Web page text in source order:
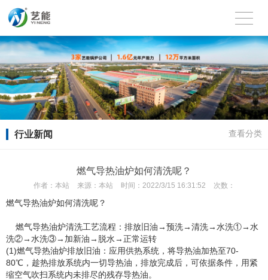
行业新闻 查看分类
燃气导热油炉如何清洗呢？
作者： 本站 来源： 本站 时间： 2022/3/15 16:31:52 次数：
燃气导热油炉如何清洗呢？
燃气导热油炉清洗工艺流程：排放旧油→预洗→清洗→水洗①→水
洗②→水洗③→加新油→脱水→正常运转
(1)燃气导热油炉排放旧油：应用供热系统，将导热油加热至70-
80℃，趁热排放系统内一切导热油，排放完成后，可依据条件，用紧
缩空气吹扫系统内未排尽的残存导热油。